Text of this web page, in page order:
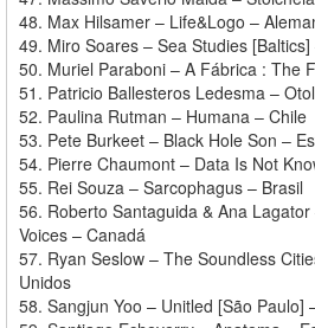
48. Max Hilsamer – Life&Logo –
49. Miro Soares – Sea Studies [Baltics]
50. Muriel Paraboni – A Fábrica : The
51. Patricio Ballesteros Ledesma –
52. Paulina Rutman – Humana – Chile
53. Pete Burkeet – Black Hole Son –
54. Pierre Chaumont – Data Is Not
55. Rei Souza – Sarcophagus – Brasil
56. Roberto Santaguida & Ana
Voices – Canadá
57. Ryan Seslow – The Soundless
Unidos
58. Sangjun Yoo – Unitled [São Paulo]